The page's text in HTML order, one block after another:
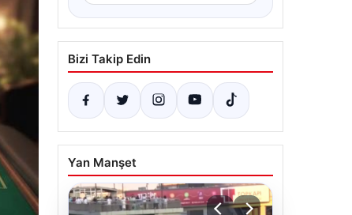
Bizi Takip Edin
Yan Manşet